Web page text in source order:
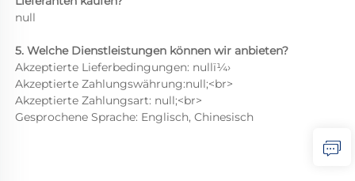
null
5. Welche Dienstleistungen können wir anbieten?
Akzeptierte Lieferbedingungen: nullï¼›
Akzeptierte Zahlungswährung:null;<br>
Akzeptierte Zahlungsart: null;<br>
Gesprochene Sprache: Englisch, Chinesisch